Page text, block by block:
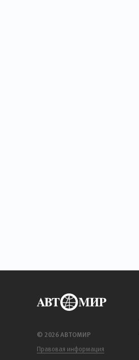
© 2026 АВТОМИР
Правовая информация